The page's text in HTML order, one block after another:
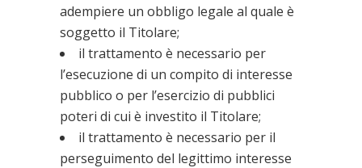
adempiere un obbligo legale al quale è
soggetto il Titolare;
il trattamento è necessario per
l’esecuzione di un compito di interesse
pubblico o per l’esercizio di pubblici
poteri di cui è investito il Titolare;
il trattamento è necessario per il
perseguimento del legittimo interesse